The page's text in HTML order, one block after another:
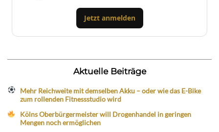
Jetzt anmelden
Aktuelle Beiträge
Mehr Reichweite mit demselben Akku – oder wie das E-Bike
zum rollenden Fitnessstudio wird
Kölns Oberbürgermeister will Drogenhandel in geringen
Mengen noch ermöglichen